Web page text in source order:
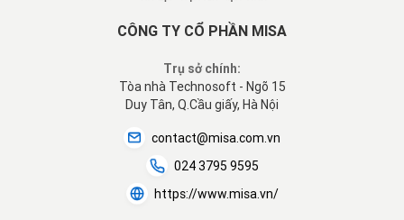
CÔNG TY CỔ PHẦN MISA
Trụ sở chính:
Tòa nhà Technosoft - Ngõ 15
Duy Tân, Q.Cầu giấy, Hà Nội
contact@misa.com.vn
024 3795 9595
https://www.misa.vn/